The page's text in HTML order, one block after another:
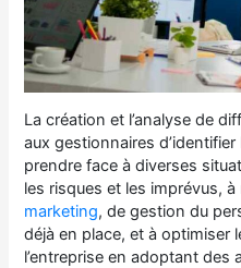
La création et l’analyse de
aux gestionnaires d’identifier
prendre face à diverses
les risques et les imprévus,
marketing, de gestion du
déjà en place, et à optimiser
l’entreprise en adoptant